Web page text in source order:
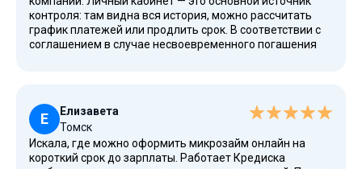
контроля: там видна вся история, можно рассчитать
график платежей или продлить срок. В соответствии с
соглашением в случае несвоевременного погашения
Е
Елизавета
Томск
Искала, где можно оформить микрозайм онлайн на
короткий срок до зарплаты. Работает Кредиска